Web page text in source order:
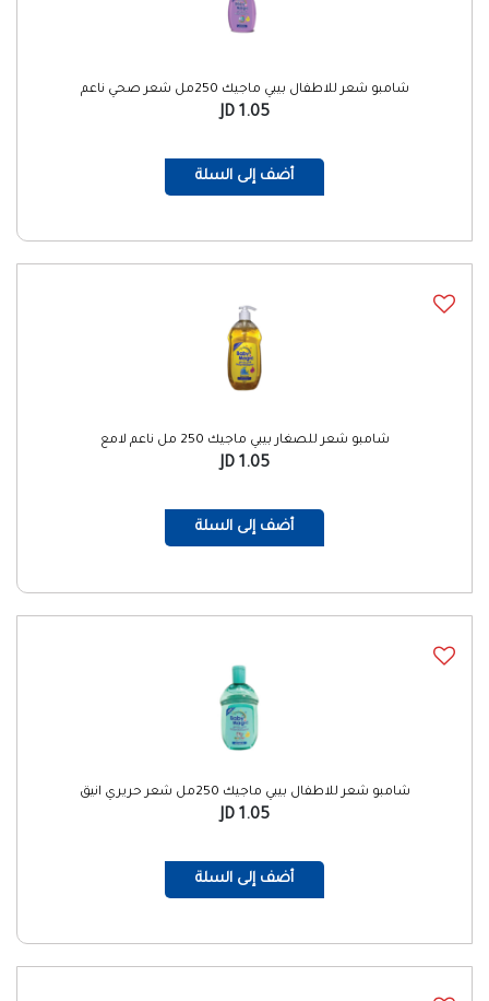
شامبو شعر للاطفال بيبي ماجيك 250مل شعر صحي ناعم
1.05 JD
أضف إلى السلة
شامبو شعر للصغار بيبي ماجيك 250 مل ناعم لامع
1.05 JD
أضف إلى السلة
شامبو شعر للاطفال بيبي ماجيك 250مل شعر حريري انيق
1.05 JD
أضف إلى السلة